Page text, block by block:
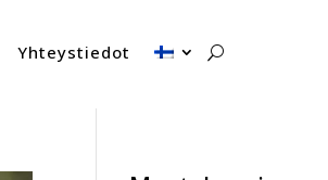
Yhteystiedot